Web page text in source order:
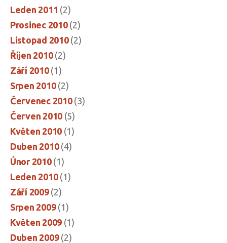
Leden 2011 (2)
Prosinec 2010(2)
Listopad 2010(2)
Říjen 2010(2)
Září 2010(1)
Srpen 2010(2)
Červenec 2010(3)
Červen 2010 (5)
Květen 2010 (1)
Duben 2010(4)
Únor 2010(1)
Leden 2010(1)
Září 2009(2)
Srpen 2009(1)
Květen 2009 (1)
Duben 2009(2)